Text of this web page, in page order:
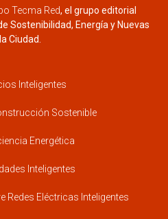
Tecma Red, el grupo editorial
Sostenibilidad, Energía y Nuevas
Ciudad.
Inteligentes
Sostenible
Energética
Inteligentes
Redes Eléctricas Inteligentes